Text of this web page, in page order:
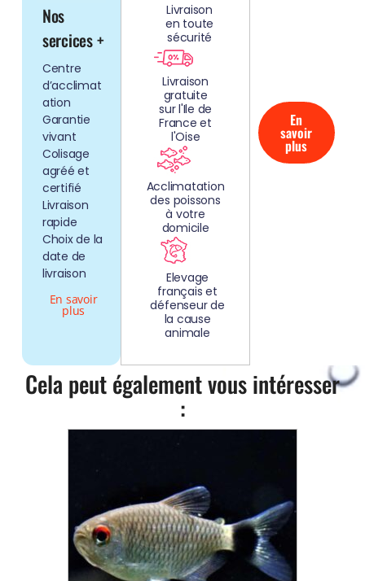
Nos
sercices +
Centre
d’acclimat
ation
Garantie
vivant
Colisage
agréé et
certifié
Livraison
rapide
Choix de la
date de
livraison
En savoir
plus
Livraison
en toute
sécurité
Livraison
gratuite
sur l'Ile de
France et
l'Oise
Acclimatation
des poissons
à votre
domicile
Elevage
français et
défenseur de
la cause
animale
En
savoir
plus
Cela peut également vous intéresser
: